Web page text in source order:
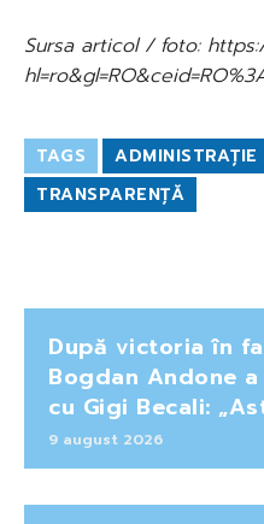
Sursa articol / foto:
TAGS ADMINISTRAȚIE
TRANSPARENȚĂ
După victoria în
Bogdan Andone
cu Gigi Becali:
9 august 2026